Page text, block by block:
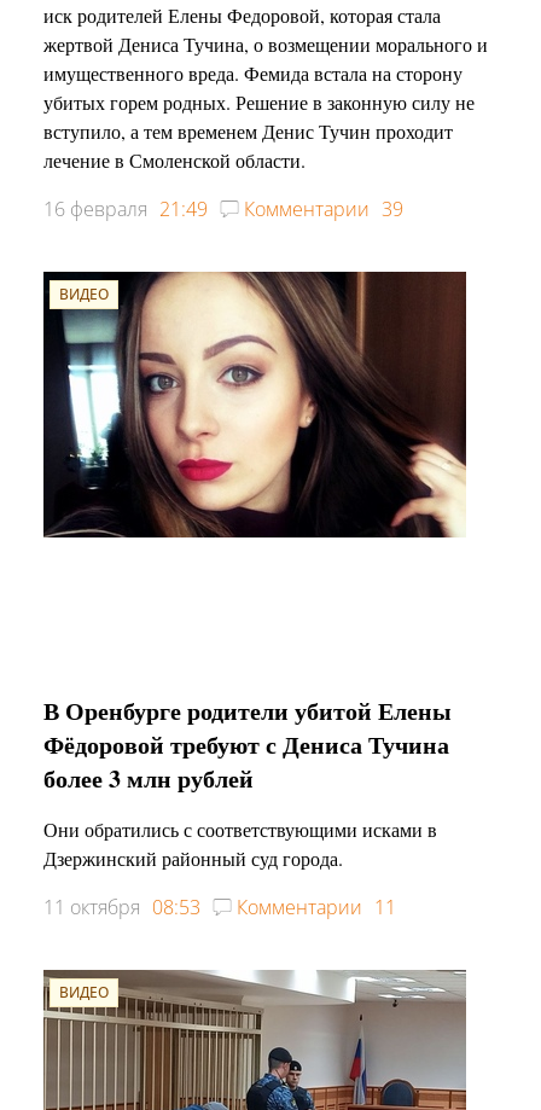
иск родителей Елены Федоровой, которая стала
жертвой Дениса Тучина, о возмещении морального и
имущественного вреда. Фемида встала на сторону
убитых горем родных. Решение в законную силу не
вступило, а тем временем Денис Тучин проходит
лечение в Смоленской области.
16 февраля 21:49 Комментарии 39
ВИДЕО
В Оренбурге родители убитой Елены
Фёдоровой требуют с Дениса Тучина
более 3 млн рублей
Они обратились с соответствующими исками в
Дзержинский районный суд города.
11 октября 08:53 Комментарии 11
ВИДЕО